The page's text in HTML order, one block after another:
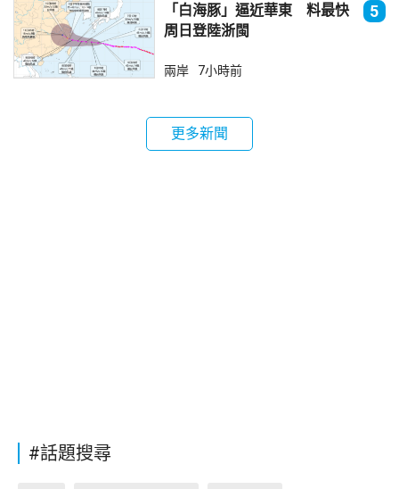
「白海豚」逼近華東 料最快
周日登陸浙閩
5
兩岸 7小時前
更多新聞
#話題搜尋